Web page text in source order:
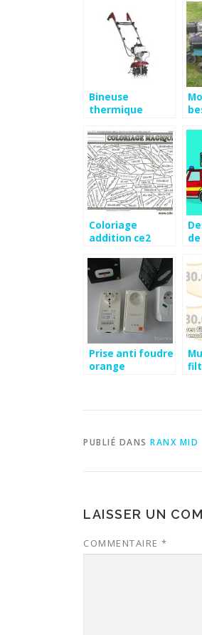
Bineuse
thermique
Coloriage
addition ce2
Prise anti foudre
orange
PUBLIÉ DANS RANX MID
LAISSER UN
COMMENTAIRE *